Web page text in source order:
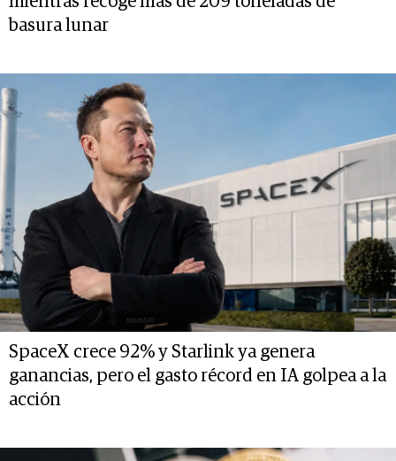
basura lunar
SpaceX crece 92% y Starlink ya genera
ganancias, pero el gasto récord en IA golpea a la
acción